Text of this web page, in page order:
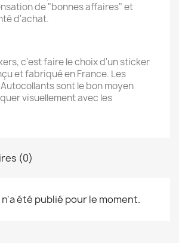
de "bonnes affaires" et
d'achat.
c'est faire le choix d'un sticker
et fabriqué en France. Les
sont le bon moyen
visuellement avec les
(0)
été publié pour le moment.